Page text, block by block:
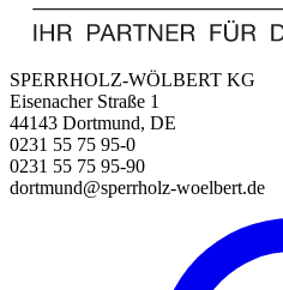
SPERRHOLZ-WÖLBERT KG
Eisenacher Straße 1
44143 Dortmund, DE
0231 55 75 95-0
0231 55 75 95-90
dortmund@sperrholz-woelbert.de